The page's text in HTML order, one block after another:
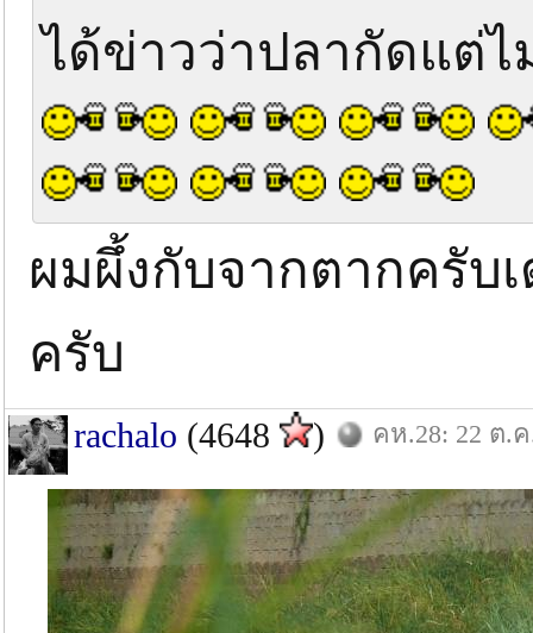
ได้ข่าวว่าปลากัดแต่
ผมผึ้งกับจากตากครับ
ครับ
rachalo (4648 ) คห.28: 22 ต.